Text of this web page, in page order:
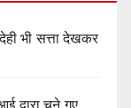
भी सत्ता देखकर
द्वारा चुने गए